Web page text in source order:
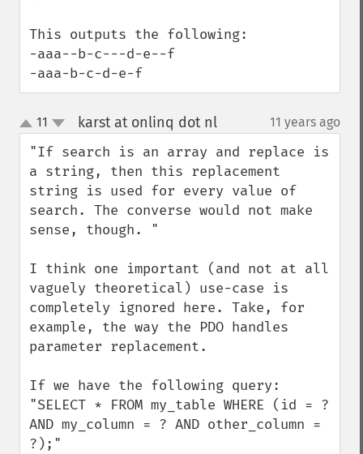
This outputs the following:
-aaa--b-c---d-e--f
-aaa-b-c-d-e-f
up
down
11 karst at onlinq dot nl¶ 11 years ago
"If search is an array and replace is
a string, then this replacement
string is used for every value of
search. The converse would not make
sense, though. "
I think one important (and not at all
vaguely theoretical) use-case is
completely ignored here. Take, for
example, the way the PDO handles
parameter replacement.
If we have the following query:
"SELECT * FROM my_table WHERE (id = ?
AND my_column = ? AND other_column =
?);"